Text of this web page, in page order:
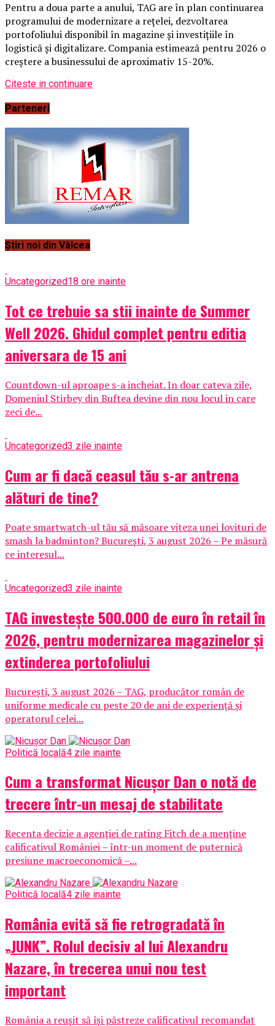
Pentru a doua parte a anului, TAG are în plan continuarea
programului de modernizare a rețelei, dezvoltarea
portofoliului disponibil în magazine și investițiile în
logistică și digitalizare. Compania estimează pentru 2026 o
creștere a businessului de aproximativ 15-20%.
Citeste in continuare
Parteneri
Știri noi din Vâlcea
Uncategorized18 ore inainte
Tot ce trebuie sa stii inainte de Summer
Well 2026. Ghidul complet pentru editia
aniversara de 15 ani
Countdown-ul aproape s-a incheiat. In doar cateva zile,
Domeniul Stirbey din Buftea devine din nou locul in care
zeci de...
Uncategorized3 zile inainte
Cum ar fi dacă ceasul tău s-ar antrena
alături de tine?
Poate smartwatch-ul tău să măsoare viteza unei lovituri de
smash la badminton? București, 3 august 2026 – Pe măsură
ce interesul...
Uncategorized3 zile inainte
TAG investește 500.000 de euro în retail în
2026, pentru modernizarea magazinelor și
extinderea portofoliului
București, 3 august 2026 – TAG, producător român de
uniforme medicale cu peste 20 de ani de experiență și
operatorul celei...
Politică locală4 zile inainte
Cum a transformat Nicușor Dan o notă de
trecere într-un mesaj de stabilitate
Recenta decizie a agenției de rating Fitch de a menține
calificativul României – într-un moment de puternică
presiune macroeconomică –...
Politică locală4 zile inainte
România evită să fie retrogradată în
„JUNK”. Rolul decisiv al lui Alexandru
Nazare, în trecerea unui nou test
important
România a reușit să își păstreze calificativul recomandat